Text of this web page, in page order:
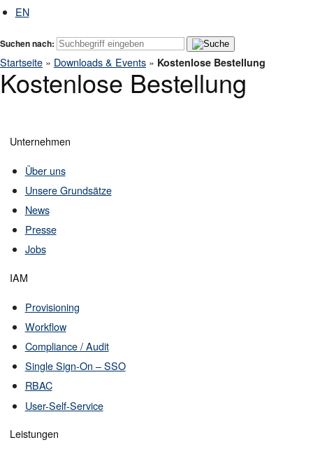
EN
Suchen nach:
Startseite » Downloads & Events » Kostenlose Bestellung
Kostenlose Bestellung
Unternehmen
Über uns
Unsere Grundsätze
News
Presse
Jobs
IAM
Provisioning
Workflow
Compliance / Audit
Single Sign-On – SSO
RBAC
User-Self-Service
Leistungen